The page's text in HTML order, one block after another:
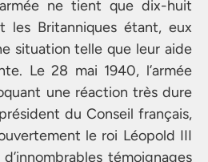
ne tient que dix-huit
les Britanniques étant, eux
situation telle que leur aide
Le 28 mai 1940, l’armée
une réaction très dure
du Conseil français,
le roi Léopold III
témoignages